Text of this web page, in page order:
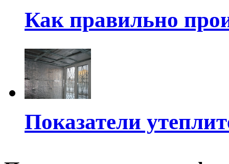
Как правильно
Показатели